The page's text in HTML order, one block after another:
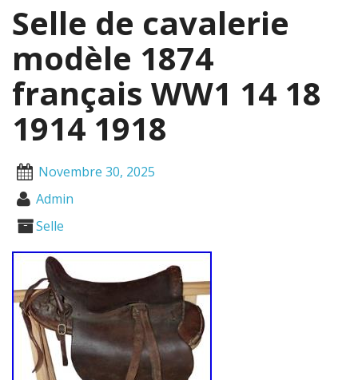
Selle de cavalerie
modèle 1874
français WW1 14 18
1914 1918
Novembre 30, 2025
Admin
Selle